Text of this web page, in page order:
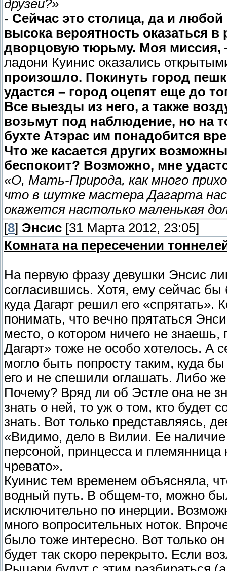
друзей?»
- Сейчас это столица, да и
высока вероятность оказаться
дворцовую тюрьму. Моя миссия,
ладони Куинис оказались
произошло. Покинуть город
удастся – город оцепят еще до
Все выезды из него, а также
возьмут под наблюдение, но на
бухте Атэрас им понадобится
Что же касается других
беспокоит? Возможно, мне
«О, Мать-Природа, как много
что в шутке мастера Дагарта
окажется настолько маленькая
[8] Энсис [31 Марта 2012, 23:05]
Комната на пересечении
На первую фразу девушки Энсис
согласившись. Хотя, ему сейчас
куда Дагарт решил его
понимать, что вечно прятаться
место, о котором ничего не знаешь,
Дагарт» тоже не особо хотелось. А
могло быть попросту таким, куда
его и не спешили оглашать. Либо
Почему? Вряд ли об Эстле она не
знать о ней, то уж о том, кто будет
знать. Вот только представляясь,
«Видимо, дело в Вилии. Ее наличие
персоной, принцесса и
чревато».
Куинис тем временем объясняла,
водный путь. В общем-то, можно
исключительно по инерции.
много вопросительных ноток.
было тоже интересно. Вот только
будет так скоро перекрыто. Если